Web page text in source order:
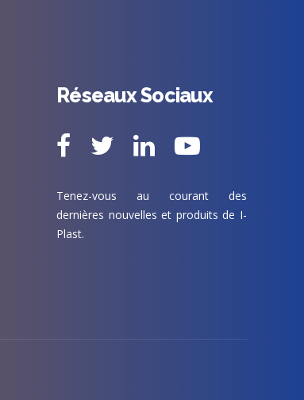
Réseaux Sociaux
Tenez-vous au courant des
dernières nouvelles et produits de I-
Plast.